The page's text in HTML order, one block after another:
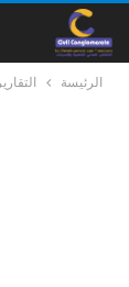
الرئيسة التقارير